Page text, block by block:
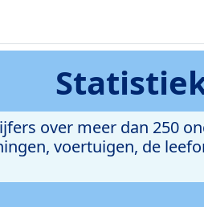
over meer dan 250
voertuigen, de